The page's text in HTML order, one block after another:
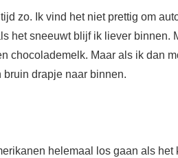
zo. Ik vind het niet prettig om
het sneeuwt blijf ik liever
chocolademelk. Maar als ik dan
bruin drapje naar binnen.
helemaal los gaan als